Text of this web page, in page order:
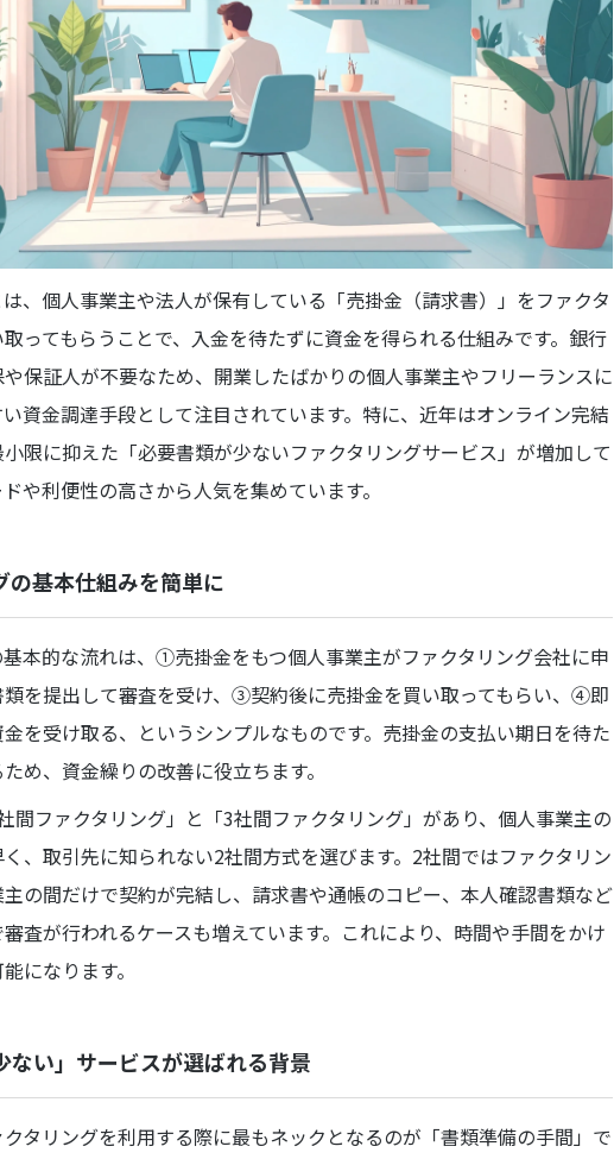
、個人事業主や法人が保有している「売掛金（請求書）」をファクタ
ってもらうことで、入金を待たずに資金を得られる仕組みです。銀行
保証人が不要なため、開業したばかりの個人事業主やフリーランスに
資金調達手段として注目されています。特に、近年はオンライン完結
限に抑えた「必要書類が少ないファクタリングサービス」が増加して
や利便性の高さから人気を集めています。
の基本仕組みを簡単に
本的な流れは、①売掛金をもつ個人事業主がファクタリング会社に申
を提出して審査を受け、③契約後に売掛金を買い取ってもらい、④即
を受け取る、というシンプルなものです。売掛金の支払い期日を待た
め、資金繰りの改善に役立ちます。
間ファクタリング」と「3社間ファクタリング」があり、個人事業主の
、取引先に知られない2社間方式を選びます。2社間ではファクタリン
の間だけで契約が完結し、請求書や通帳のコピー、本人確認書類など
査が行われるケースも増えています。これにより、時間や手間をかけ
になります。
ない」サービスが選ばれる背景
タリングを利用する際に最もネックとなるのが「書類準備の手間」で